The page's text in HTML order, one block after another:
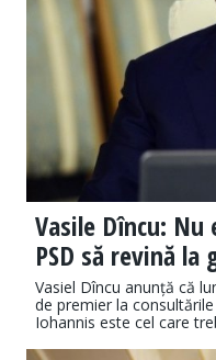
Vasile Dîncu:
PSD să revină la
Vasiel Dîncu anunță că
de premier la
Iohannis este cel care